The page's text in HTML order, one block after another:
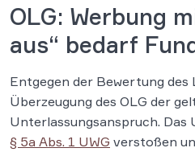
OLG: Werbung
aus“ bedarf
Entgegen der Bewertung des
Überzeugung des OLG der
Unterlassungsanspruch. Das
§ 5a Abs. 1 UWG verstoßen